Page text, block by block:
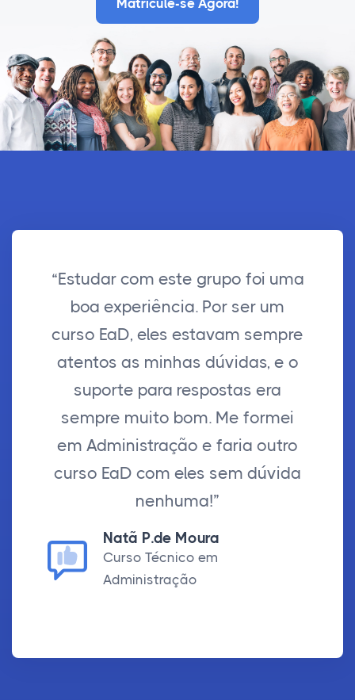
“Estudar com este grupo foi uma
boa experiência. Por ser um
curso EaD, eles estavam sempre
atentos as minhas dúvidas, e o
suporte para respostas era
sempre muito bom. Me formei
em Administração e faria outro
curso EaD com eles sem dúvida
nenhuma!”
Natã P.de Moura
Curso Técnico em
Administração